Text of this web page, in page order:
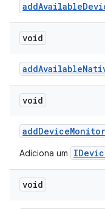
addAvailable
void
addAvailable
void
addDeviceMonitor
Adiciona um
void